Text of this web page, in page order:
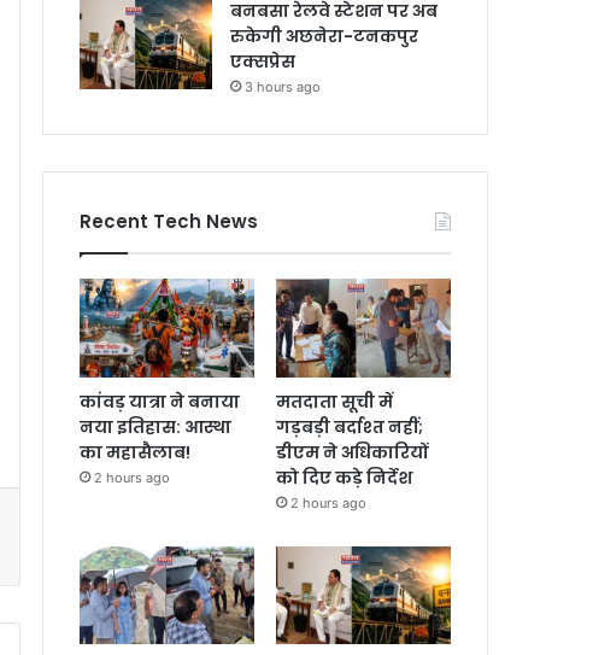
बनबसा रेलवे स्टेशन पर अब
रुकेगी अछनेरा-टनकपुर
एक्सप्रेस
3 hours ago
Recent Tech News
कांवड़ यात्रा ने बनाया
नया इतिहास: आस्था
का महासैलाब!
2 hours ago
मतदाता सूची में
गड़बड़ी बर्दाश्त नहीं;
डीएम ने अधिकारियों
को दिए कड़े निर्देश
2 hours ago